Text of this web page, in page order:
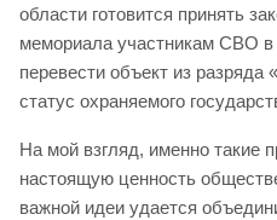
области готовится принять
мемориала участникам СВО в
перевести объект из разряда
статус охраняемого
На мой взгляд, именно такие
настоящую ценность
важной идеи удается